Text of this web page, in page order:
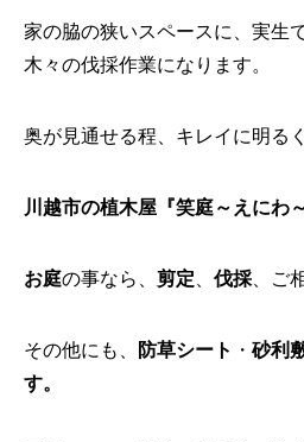
家の脇の狭いスペースに、実生
木々の伐採作業になります。
奥が見通せる程、キレイに明る
川越市の植木屋『笑庭～えにわ～
お庭の事なら、 剪定 伐採 、ご
その他にも、 防草シート ・ 砂利
す。